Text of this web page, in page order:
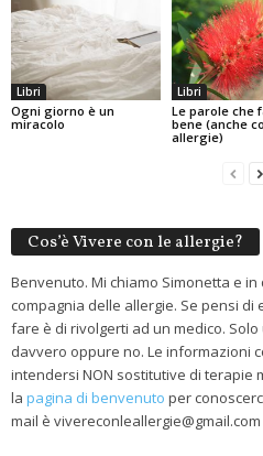
Libri
Ogni giorno è un
miracolo
Libri
Le parole che
bene (anche
allergie)
Cos’è Vivere con le allergie?
Benvenuto. Mi chiamo Simonetta e
compagnia delle allergie. Se pensi di
fare è di rivolgerti ad un medico.
davvero oppure no. Le informazioni
intendersi NON sostitutive di terapie
la pagina di benvenuto per
mail è vivereconleallergie@gmail.com